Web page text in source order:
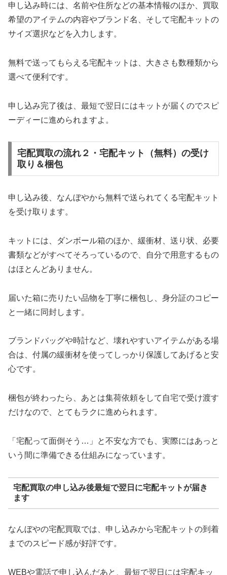
申し込み時には、名前や住所などの基本情報のほか、買取
希望のアイテムの内容やブランド名、そして宅配キットの
サイズ選択などを入力します。
無料で送ってもらえる宅配キットは、大きさも数種類から
選べて便利です。
申し込み完了後は、最短で翌日にはキットが届くのでスピ
ーディーに進められますよ。
宅配買取の流れ２・宅配キット（無料）の受け
取り＆梱包
申し込み後、なんぼやから無料で送られてくる宅配キット
を受け取ります。
キットには、ダンボール箱のほか、緩衝材、送り状、必要
書類などがすべてそろっているので、自分で用意するもの
はほとんどありません。
届いた箱に売りたい品物を丁寧に梱包し、身分証のコピー
と一緒に同封します。
ブランドバッグや時計など、壊れやすいアイテムがある場
合は、付属の緩衝材を使ってしっかり保護してあげると安
心です。
梱包が終わったら、あとは集荷依頼をして自宅で受け渡す
だけなので、とてもラクに進められます。
「宅配って面倒そう…」と不安な方でも、実際にはあっと
いう間に準備できる仕組みになっています。
宅配買取の申し込み後最短で翌日に宅配キットが届き
ます
なんぼやの宅配買取では、申し込みから宅配キットの到着
までのスピード感が好評です。
WEBや電話で申し込んだあと、最短で翌日には宅配キッ